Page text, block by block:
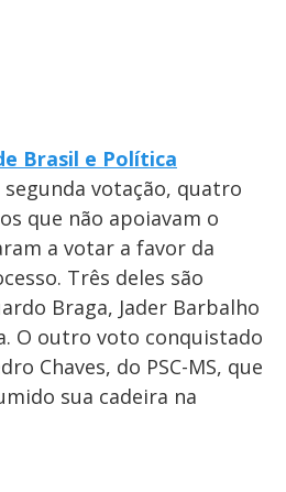
Brasil e Política
votação, quatro
que não apoiavam o
a votar a favor da
Três deles são
Braga, Jader Barbalho
O outro voto conquistado
Chaves, do PSC-MS, que
sua cadeira na